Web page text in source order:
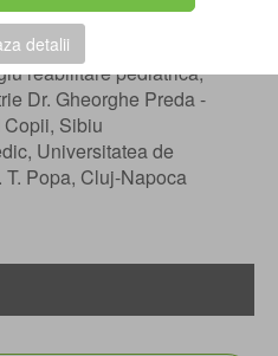
detalii
reabilitare pediatrica,
Dr. Gheorghe Preda -
Sibiu
Universitatea de
T. Popa, Cluj-Napoca